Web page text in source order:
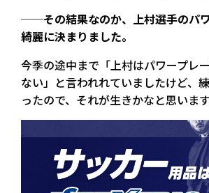
──その結果なのか、上村選手のパ
綺麗に決まりました。
今季の途中まで「上村はパワープレ
ない」と言われれていましたけど、
ったので、それが生きかなと思います